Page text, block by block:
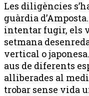
Les diligències
guàrdia
intentar fugir, els
setmana
vertical o
aus de diferents
alliberades al
trobar sense vida